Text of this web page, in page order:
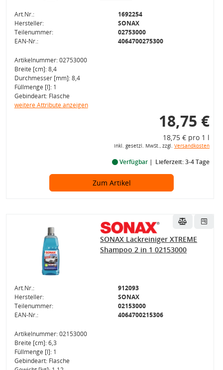
Art.Nr.:
1692254
Hersteller:
SONAX
Teilenummer:
02753000
EAN-Nr.:
4064700275300
Artikelnummer: 02753000
Breite [cm]: 8,4
Durchmesser [mm]: 8,4
Füllmenge [l]: 1
Gebindeart: Flasche
weitere Attribute anzeigen
18,75 €
18,75 € pro 1 l
inkl. gesetzl. MwSt., zzgl. Versandkosten
Verfügbar Lieferzeit: 3-4 Tage
Zum Artikel
SONAX Lackreiniger XTREME
Shampoo 2 in 1 02153000
Art.Nr.:
912093
Hersteller:
SONAX
Teilenummer:
02153000
EAN-Nr.:
4064700215306
Artikelnummer: 02153000
Breite [cm]: 6,3
Füllmenge [l]: 1
Gebindeart: Flasche